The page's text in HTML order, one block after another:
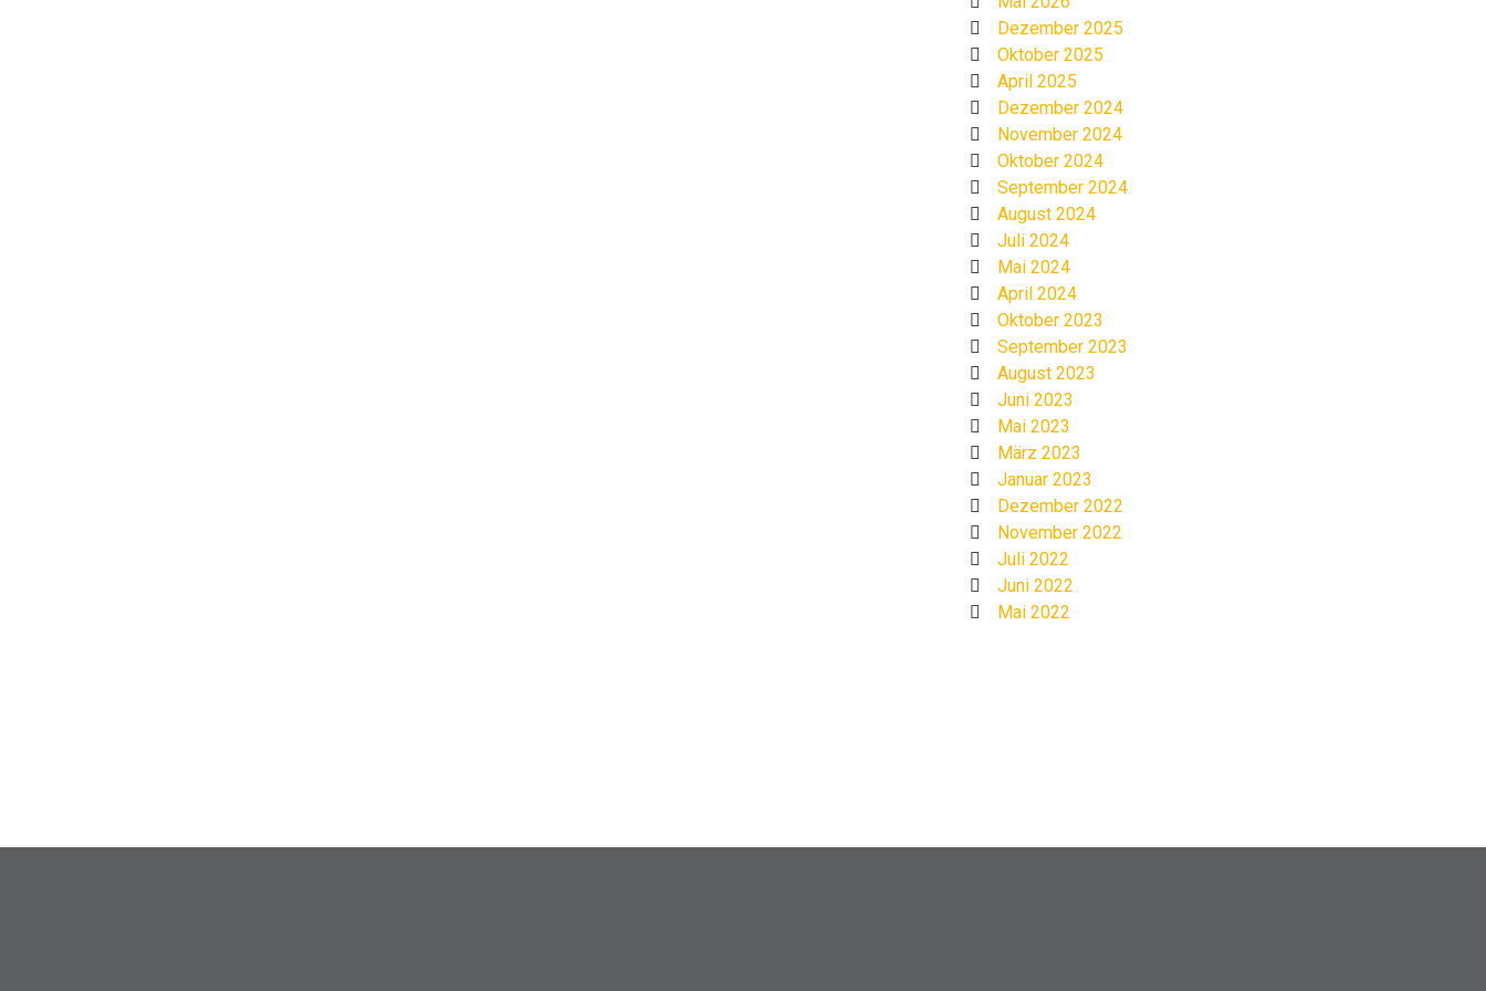
Dezember 2025
Oktober 2025
April 2025
Dezember 2024
November 2024
Oktober 2024
September 2024
August 2024
Juli 2024
Mai 2024
April 2024
Oktober 2023
September 2023
August 2023
Juni 2023
Mai 2023
März 2023
Januar 2023
Dezember 2022
November 2022
Juli 2022
Juni 2022
Mai 2022